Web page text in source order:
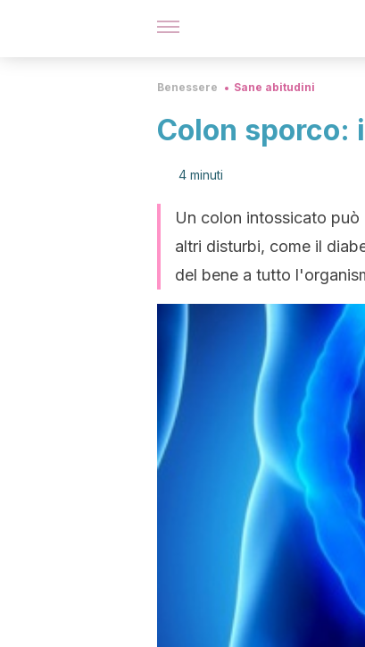
Benessere Sane abitudini
Colon sporco:
4 minuti
Un colon intossicato
altri disturbi, come il
del bene a tutto